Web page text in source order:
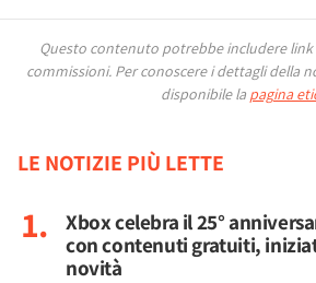
Questo contenuto potrebbe includere
commissioni. Per conoscere i dettagli della
disponibile la pagina
LE NOTIZIE PIÙ LETTE
Xbox celebra il 25°
con contenuti gratuiti,
novità